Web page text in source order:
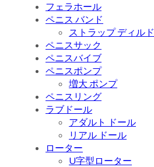
フェラホール
ペニス バンド
ストラップ ディルド
ペニスサック
ペニスバイブ
ペニスポンプ
増大 ポンプ
ペニスリング
ラブドール
アダルト ドール
リアル ドール
ローター
U字型ローター